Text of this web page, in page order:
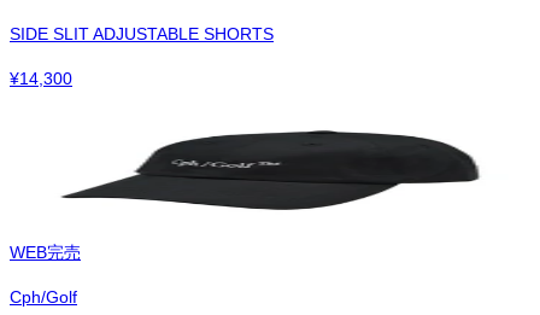
SIDE SLIT ADJUSTABLE SHORTS
¥14,300
WEB完売
Cph/Golf